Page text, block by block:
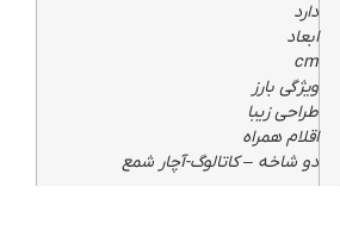
دارد
ابعاد
cm
ویژگی بارز
طراحی زیبا
اقلام همراه
دو شاخه – کاتالوگ-آچار شمع